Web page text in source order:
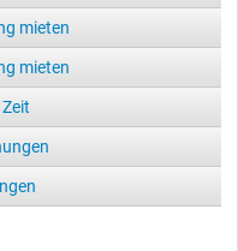
mieten
mieten